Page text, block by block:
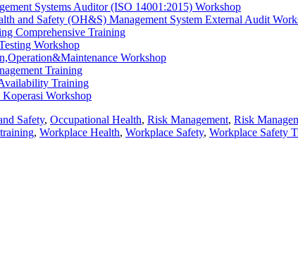
Systems Auditor (ISO 14001:2015) Workshop
and Safety (OH&S) Management System External Audit
Comprehensive Training
Workshop
Workshop
Training
Training
Koperasi Workshop
Safety, Occupational Health, Risk Management, Risk
, Workplace Health, Workplace Safety, Workplace Safety